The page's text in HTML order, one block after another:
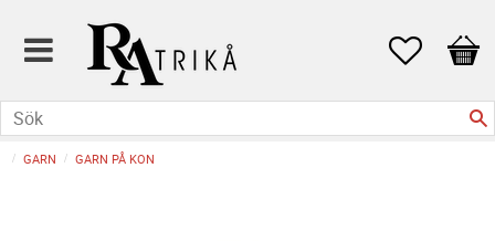
Favoriter
GARN GARN PÅ KON